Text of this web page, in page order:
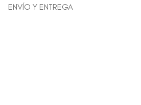
ENVÍO Y ENTREGA